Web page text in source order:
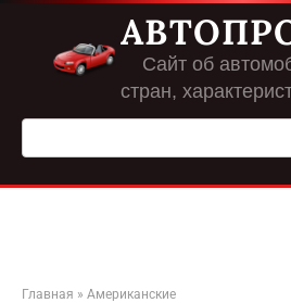
Перейти
контенту
Сайт об
стран,
Поиск:
Главная » Американские